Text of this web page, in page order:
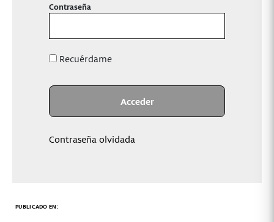
Contraseña
Recuérdame
Contraseña olvidada
PUBLICADO EN: